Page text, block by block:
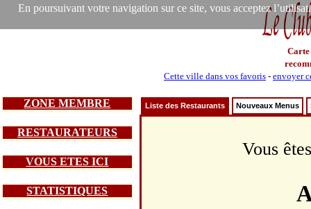
En poursuivant votre navigation sur ce site, vous acceptez
Carte
Cette ville dans vos favoris - envoyer
ZONE MEMBRE
RESTAURATEURS
VOUS ETES ICI
STATISTIQUES
Liste des Restaurants Nouveaux Menus
Vous